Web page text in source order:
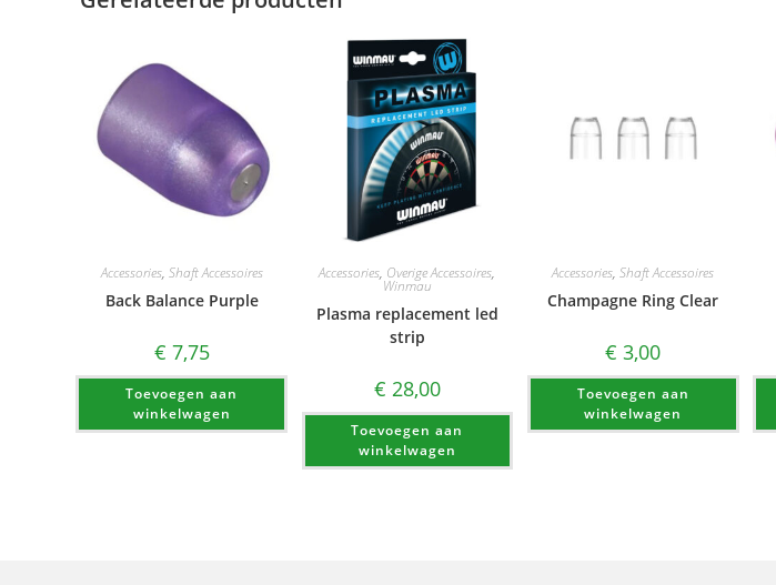
Accessories, Shaft Accessoires
Back Balance Purple
€ 7,75
Toevoegen aan
winkelwagen
Accessories, Overige Accessoires,
Winmau
Plasma replacement led
strip
€ 28,00
Toevoegen aan
winkelwagen
Accessories,Shaft Accessoires
Champagne Ring Clear
€ 3,00
Toevoegen aan
winkelwagen